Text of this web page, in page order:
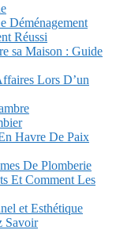
Déménagement
Réussi
sa Maison : Guide
Lors D’un
Havre De Paix
De Plomberie
Et Comment Les
et Esthétique
Savoir